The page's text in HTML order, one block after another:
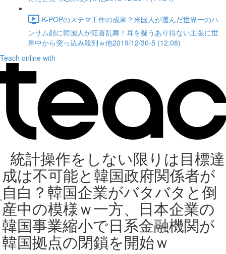
K-POPのステマ工作の成果？米国人が選んだ世界一のハ
ンサム顔に韓国人が狂喜乱舞！耳を疑うあり得ない主張に世
界中から突っ込み殺到ｗ他2019/12/30-5 (12:08)
Teach online with
統計操作をしない限りは目標達
成は不可能と韓国政府関係者が
自白？韓国企業がバタバタと倒
産中の模様ｗ一方、日本企業の
韓国事業縮小で日系金融機関が
韓国拠点の閉鎖を開始ｗ